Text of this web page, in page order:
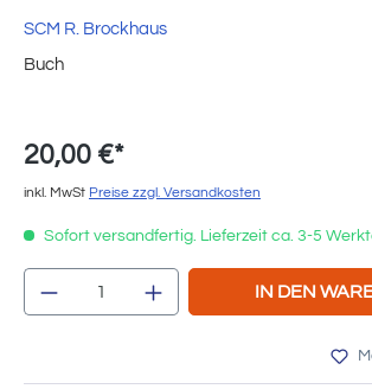
SCM R. Brockhaus
Buch
20,00 €*
inkl. MwSt Preise zzgl. Versandkosten
Sofort versandfertig. Lieferzeit ca. 3-5
Produkt Anzahl: Gib den
IN DEN